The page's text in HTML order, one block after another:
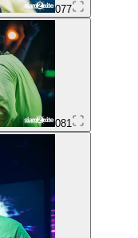
077
081